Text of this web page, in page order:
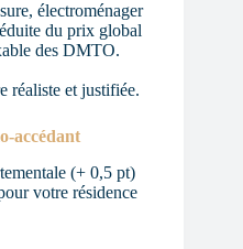
électroménager
du prix global
des DMTO.
réaliste et justifiée.
accédant
(+ 0,5 pt)
votre résidence